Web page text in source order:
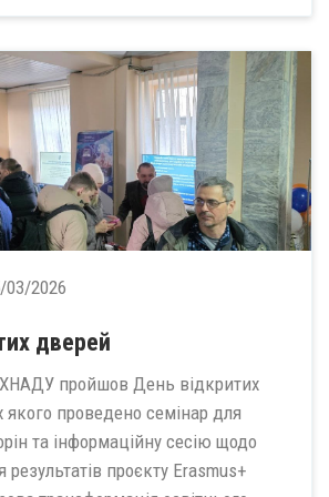
03/2026
дверей
пройшов День відкритих
проведено семінар для
та інформаційну сесію щодо
проєкту Erasmus+